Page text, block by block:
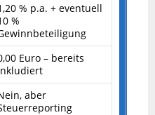
% p.a. + eventuell
%
Euro – bereits
aber